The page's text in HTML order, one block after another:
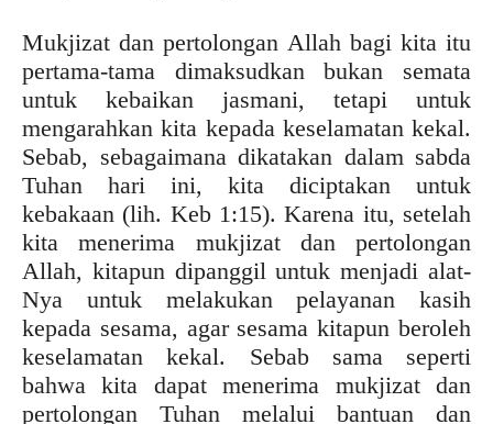
Mukjizat dan pertolongan Allah bagi kita itu
pertama-tama dimaksudkan bukan semata
untuk kebaikan jasmani, tetapi untuk
mengarahkan kita kepada keselamatan kekal.
Sebab, sebagaimana dikatakan dalam sabda
Tuhan hari ini, kita diciptakan untuk
kebakaan (lih. Keb 1:15). Karena itu, setelah
kita menerima mukjizat dan pertolongan
Allah, kitapun dipanggil untuk menjadi alat-
Nya untuk melakukan pelayanan kasih
kepada sesama, agar sesama kitapun beroleh
keselamatan kekal. Sebab sama seperti
bahwa kita dapat menerima mukjizat dan
pertolongan Tuhan melalui bantuan dan